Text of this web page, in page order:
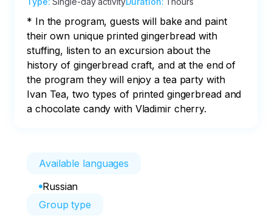
* In the program, guests will bake and paint
their own unique printed gingerbread with
stuffing, listen to an excursion about the
history of gingerbread craft, and at the end of
the program they will enjoy a tea party with
Ivan Tea, two types of printed gingerbread and
a chocolate candy with Vladimir cherry.
Available languages
Russian
Group type